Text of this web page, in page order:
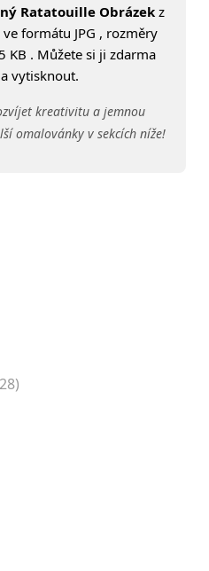
Ratatouille Obrázekz
ve formátu JPG , rozměry
KB . Můžete si ji zdarma
vytisknout.
kreativitu a jemnou
omalovánky v sekcích níže!